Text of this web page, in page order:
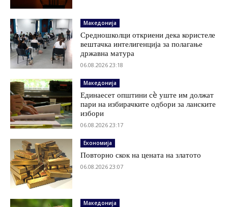
Македонија
Средношколци откриени дека користеле
вештачка интелигенција за полагање
државна матура
06.08.2026 23:18
Македонија
Единаесет општини сè уште им должат
пари на избирачките одбори за ланските
избори
06.08.2026 23:17
Економија
Повторно скок на цената на златото
06.08.2026 23:07
Македонија